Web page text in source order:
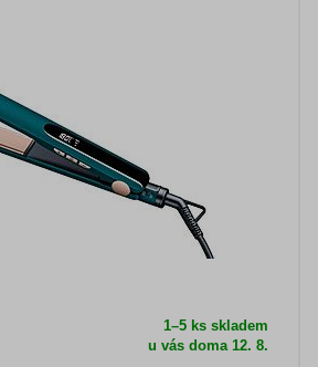
1–5 ks skladem
u vás doma 12. 8.